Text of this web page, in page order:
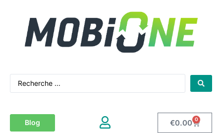
Blog €0.00 0